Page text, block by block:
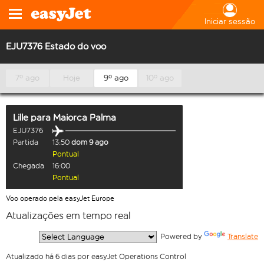
Iniciar sessão
EJU7376 Estado do voo
7º ago Hoje 9º ago 10º ago
Lille para Maiorca Palma
EJU7376
Partida
13:50 dom 9 ago
Pontual
Chegada
16:00
Pontual
Voo operado pela easyJet Europe
Atualizações em tempo real
Powered by Translate
Atualizado há 6 dias por easyJet Operations Control